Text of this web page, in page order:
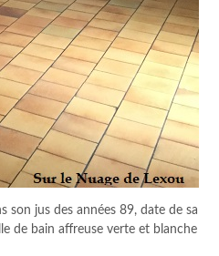
son jus des années 89, date de sa
de bain affreuse verte et blanche